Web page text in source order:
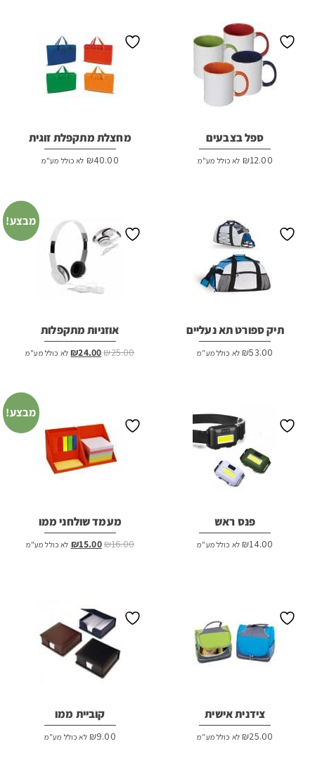
ספל בצבעים
₪12.00 לא כולל מע"מ
מחצלת מתקפלת זוגית
₪40.00 לא כולל מע"מ
תיק ספורט תא נעליים
₪53.00 לא כולל מע"מ
מבצע!
אוזניות מתקפלות
₪25.00
המחיר₪24.00 המחיר
לא כולל מע"מ
פנס ראש
₪14.00 לא כולל מע"מ
מבצע!
מעמד שולחני ממו
₪16.00
המחיר₪15.00 המחיר
לא כולל מע"מ
צידנית אישית
₪25.00 לא כולל מע"מ
קוביית ממו
₪9.00 לא כולל מע"מ